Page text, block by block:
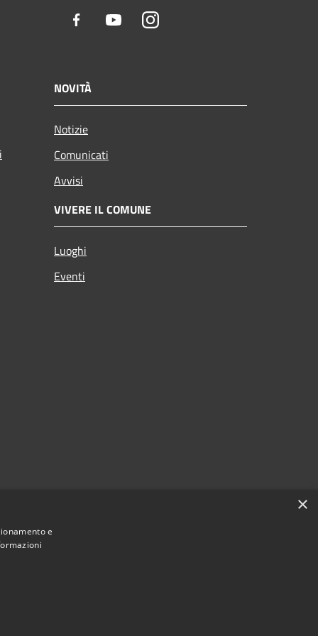
Facebook YoutubeInstagram
NOVITÀ
Notizie
Comunicati
Avvisi
VIVERE IL COMUNE
Luoghi
Eventi
×
e